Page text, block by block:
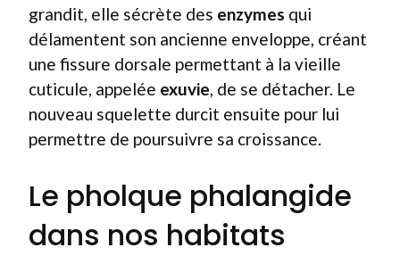
grandit, elle sécrète des enzymes qui
délamentent son ancienne enveloppe, créant
une fissure dorsale permettant à la vieille
cuticule, appelée exuvie , de se détacher. Le
nouveau squelette durcit ensuite pour lui
permettre de poursuivre sa croissance.
Le pholque phalangide
dans nos habitats